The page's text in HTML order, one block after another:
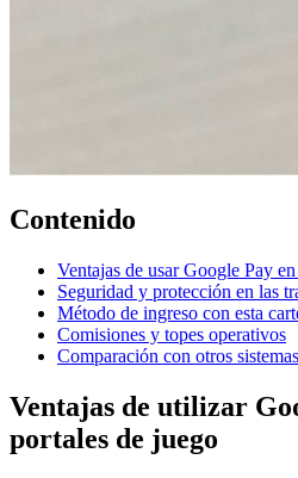
Contenido
Ventajas de usar Google Pay
Seguridad y protección en las
Método de ingreso con esta
Comisiones y topes operativos
Comparación con otros
Ventajas de utilizar
portales de juego